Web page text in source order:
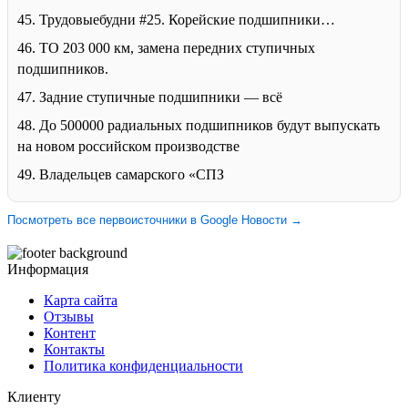
45. Трудовыебудни #25. Корейские подшипники…
46. ТО 203 000 км, замена передних ступичных
подшипников.
47. Задние ступичные подшипники — всё
48. До 500000 радиальных подшипников будут выпускать
на новом российском производстве
49. Владельцев самарского «СПЗ
Посмотреть все первоисточники в Google Новости →
Информация
Карта сайта
Отзывы
Контент
Контакты
Политика конфиденциальности
Клиенту